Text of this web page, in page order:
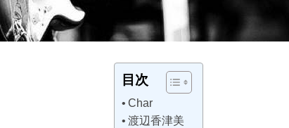
目次
Char
渡辺香津美